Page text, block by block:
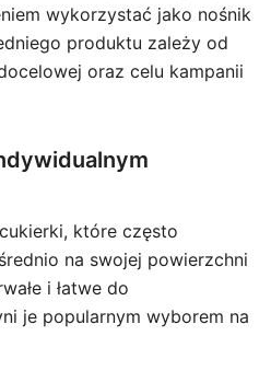
wykorzystać jako nośnik
produktu zależy od
oraz celu kampanii
które często
na swojej powierzchni
i łatwe do
je popularnym wyborem na